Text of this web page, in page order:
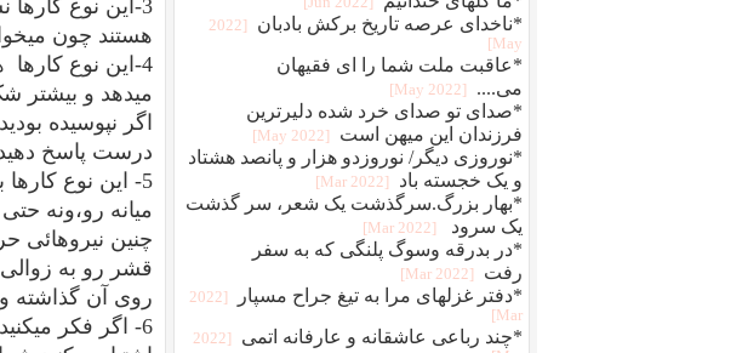
3-این نوع
هستند چون
4-این نوع
میدهد و بیشتر
اگر نپوسیده
درست پاسخ دهید
5- این نوع
میانه رو،ونه
چنین نیروهائی
قشر رو به
روی آن گذاشته
6- اگر فکر
*ناخدای عرصه تاریخ برکش بادبان
[2022
May]
*عاقبت ملت شما را ای فقیهان
می....
[2022 May]
*صدای تو صدای خرد شده دلیرترین
فرزندان این میهن است
[2022 May]
*نوروزی دیگر/ نوروزدو هزار و پانصد هشتاد
و یک خجسته باد
[2022 Mar]
*بهار بزرگ.سرگذشت یک شعر، سر گذشت
یک سرود
[2022 Mar]
*در بدرقه وسوگ پلنگی که به سفر
رفت
[2022 Mar]
*دفتر غزلهای مرا به تیغ جراح مسپار
[2022
Mar]
*چند رباعی عاشقانه و عارفانه اتمی
[2022